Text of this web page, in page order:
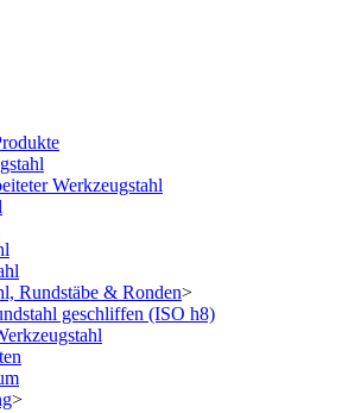
Werkzeugstahl
Rundstäbe & Ronden>
geschliffen (ISO h8)
>